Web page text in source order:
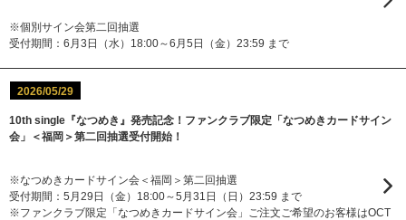
※個別サイン会第二回抽選
受付期間：6月3日（水）18:00～6月5日（金）23:59 まで
2026/05/29
10th single『なつめき』発売記念！ファンクラブ限定「なつめきカードサイン
会」＜福岡＞第二回抽選受付開始！
※なつめきカードサイン会＜福岡＞第二回抽選
受付期間：5月29日（金）18:00～5月31日（日）23:59 まで
※ファンクラブ限定「なつめきカードサイン会」ご注文ご希望のお客様はOCT